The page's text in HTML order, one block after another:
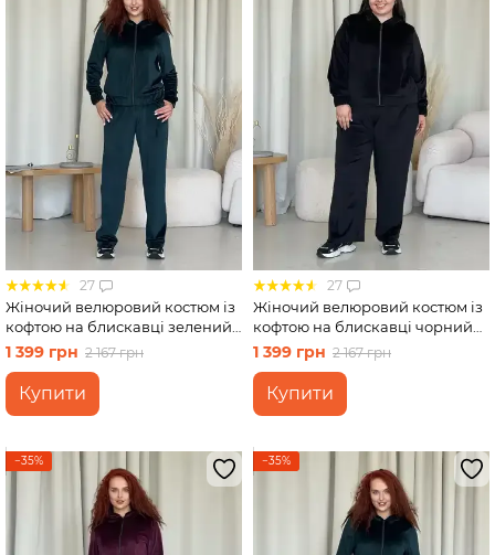
27
Жіночий велюровий костюм із
кофтою на блискавці зелений
Merlini Варна 100001266
розмір 46-48 (L-XL)
1 399 грн 2 167 грн
Купити
27
Жіночий велюровий костюм із
кофтою на блискавці чорний
Merlini Варна 100001261 розмір
50-52 (2XL-3XL)
1 399 грн 2 167 грн
Купити
−35% −35%